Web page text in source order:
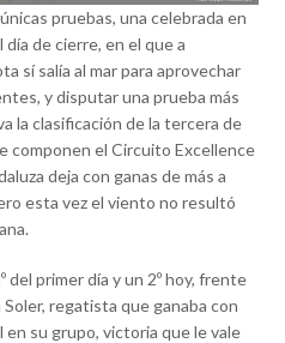
pruebas, una celebrada en
de cierre, en el que a
sí salía al mar para aprovechar
y disputar una prueba más
la clasificación de la tercera de
componen el Circuito Excellence
deja con ganas de más a
esta vez el viento no resultó
del primer día y un 2º hoy, frente
Soler, regatista que ganaba con
en su grupo, victoria que le vale